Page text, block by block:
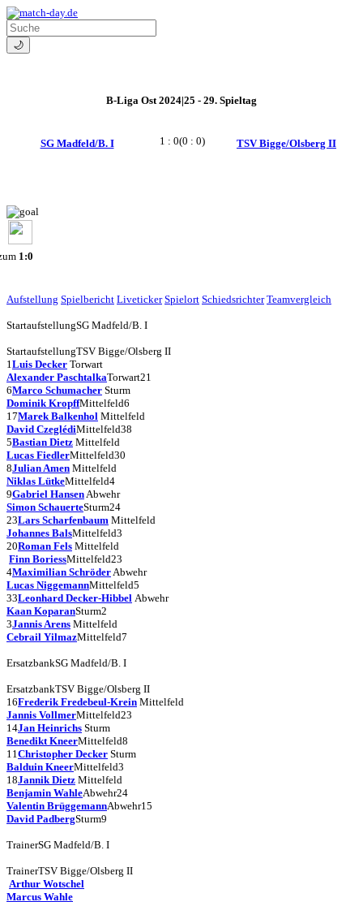
🌙
B-Liga Ost 2024|25 - 29. Spieltag
SG Madfeld/B. I 1 : 0(0 : 0) TSV Bigge/Olsberg II
1:0
Aufstellung Spielbericht Liveticker Spielort Schiedsrichter Teamvergleich
StartaufstellungSG Madfeld/B. I
StartaufstellungTSV Bigge/Olsberg II
1Luis Decker Torwart
Alexander PaschtalkaTorwart21
6Marco Schumacher Sturm
Dominik KropffMittelfeld6
17Marek Balkenhol Mittelfeld
David CzeglédiMittelfeld38
5Bastian Dietz Mittelfeld
Lucas FiedlerMittelfeld30
8Julian Amen Mittelfeld
Niklas LütkeMittelfeld4
9Gabriel HansenAbwehr
Simon SchauerteSturm24
23Lars Scharfenbaum Mittelfeld
Johannes BalsMittelfeld3
20Roman Fels Mittelfeld
Finn BoriessMittelfeld23
4Maximilian SchröderAbwehr
Lucas NiggemannMittelfeld5
33Leonhard Decker-Hibbel Abwehr
Kaan KoparanSturm2
3Jannis Arens Mittelfeld
Cebrail YilmazMittelfeld7
ErsatzbankSG Madfeld/B. I
ErsatzbankTSV Bigge/Olsberg II
16Frederik Fredebeul-Krein Mittelfeld
Jannis VollmerMittelfeld23
14Jan Heinrichs Sturm
Benedikt KneerMittelfeld8
11Christopher Decker Sturm
Balduin KneerMittelfeld3
18Jannik Dietz Mittelfeld
Benjamin WahleAbwehr24
Valentin BrüggemannAbwehr15
David PadbergSturm9
TrainerSG Madfeld/B. I
TrainerTSV Bigge/Olsberg II
Arthur Wotschel
Marcus Wahle